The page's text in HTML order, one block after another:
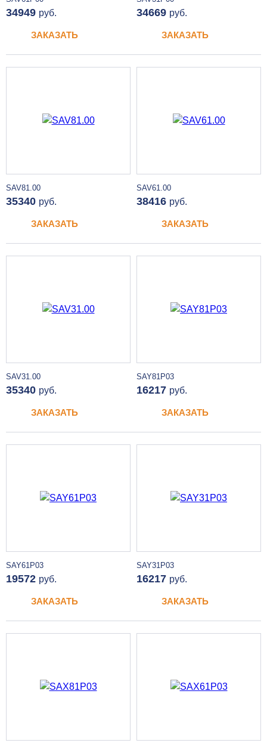
34949 руб.
ЗАКАЗАТЬ
34669 руб.
ЗАКАЗАТЬ
SAV81.00
35340 руб.
ЗАКАЗАТЬ
SAV61.00
38416 руб.
ЗАКАЗАТЬ
SAV31.00
35340 руб.
ЗАКАЗАТЬ
SAY81P03
16217 руб.
ЗАКАЗАТЬ
SAY61P03
19572 руб.
ЗАКАЗАТЬ
SAY31P03
16217 руб.
ЗАКАЗАТЬ